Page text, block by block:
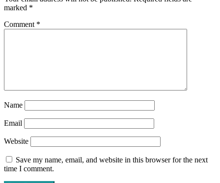
marked *
Comment *
Name
Email
Website
Save my name, email, and website in this browser for the next
time I comment.